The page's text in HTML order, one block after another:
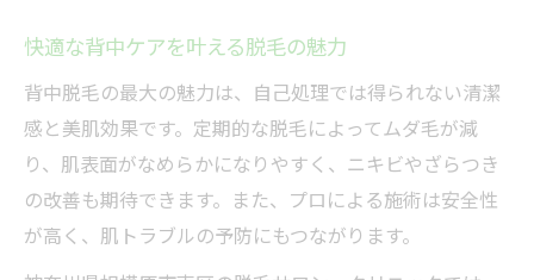
快適な背中ケアを叶える脱毛の魅力
背中脱毛の最大の魅力は、自己処理では得られない清潔
感と美肌効果です。定期的な脱毛によってムダ毛が減
り、肌表面がなめらかになりやすく、ニキビやざらつき
の改善も期待できます。また、プロによる施術は安全性
が高く、肌トラブルの予防にもつながります。